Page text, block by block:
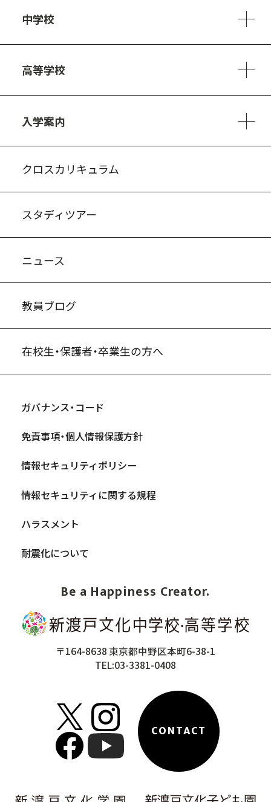
Be a Happiness Creator.
〒164-8638 東京都中野区本町6-38-1
TEL:03-3381-0408
CONTACT
中学校
高等学校
入学案内
クロスカリキュラム
スタディツアー
ニュース
教員ブログ
在校生・保護者・卒業生の方へ
ガバナンス・コード
免責事項・個人情報保護方針
情報セキュリティポリシー
情報セキュリティに関する規程
ハラスメント
耐震化について